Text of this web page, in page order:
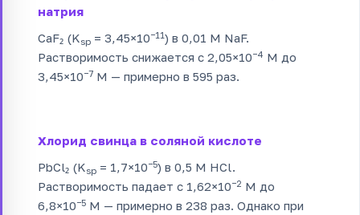
натрия
CaF₂ (Ksp = 3,45×10−11) в 0,01 М NaF.
Растворимость снижается с 2,05×10−4 М до
3,45×10−7 М — примерно в 595 раз.
Хлорид свинца в соляной кислоте
PbCl₂ (Ksp = 1,7×10−5) в 0,5 М HCl.
Растворимость падает с 1,62×10−2 М до
6,8×10−5 М — примерно в 238 раз. Однако при